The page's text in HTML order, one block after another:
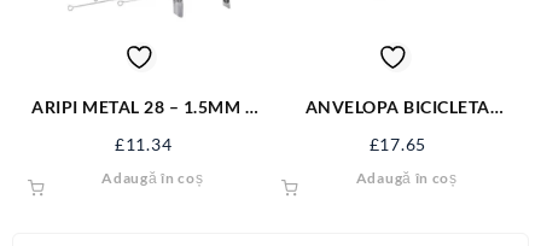
ARIPI METAL 28 – 1.5MM –
£11.34
Adaugă în coș
ANVELOPA BICICLETA
24175V115
£17.65
Adaugă în coș